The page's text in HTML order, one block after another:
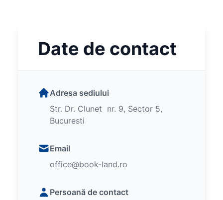
Date de contact
Adresa sediului
Str. Dr. Clunet nr. 9, Sector 5,
Bucuresti
Email
office@book-land.ro
Persoană de contact